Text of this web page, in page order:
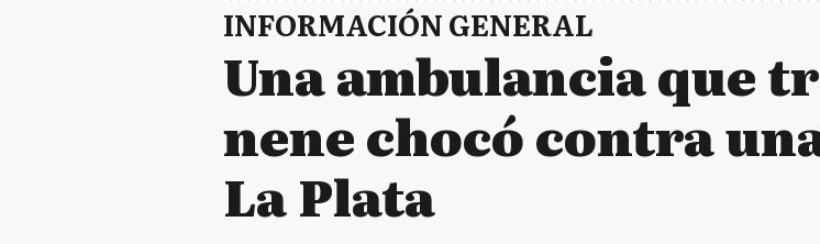
INFORMACIÓN GENERAL
Una ambulancia que
nene chocó contra
La Plata